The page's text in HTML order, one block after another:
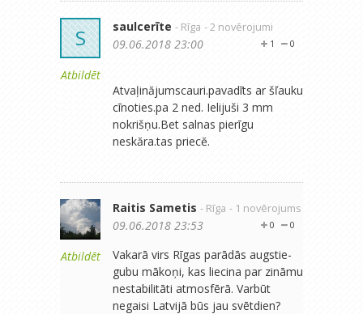
S
Atbildēt
saulcerīte - Rīga - 2 novērojumi
0
1
09.06.2018 23:00
Atvaļinăjumscauri.pavadīts ar šľauku
cīnoties.pa 2 ned. Ielijuši 3 mm
nokrišņu.Bet salnas pierīgu
neskăra.tas priecĕ.
Atbildēt
Raitis Sametis - Rīga - 1 novērojums
0
0
09.06.2018 23:53
Vakarā virs Rīgas parādās augstie-
gubu mākoņi, kas liecina par zināmu
nestabilitāti atmosfērā. Varbūt
negaisi Latvijā būs jau svētdien?